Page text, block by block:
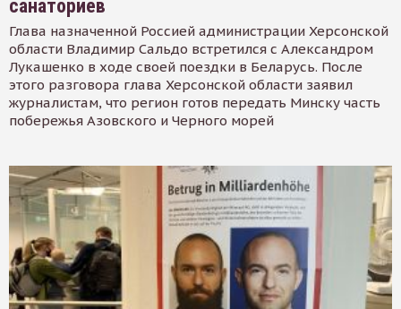
санаториев
Глава назначенной Россией администрации Херсонской
области Владимир Сальдо встретился с Александром
Лукашенко в ходе своей поездки в Беларусь. После
этого разговора глава Херсонской области заявил
журналистам, что регион готов передать Минску часть
побережья Азовского и Черного морей